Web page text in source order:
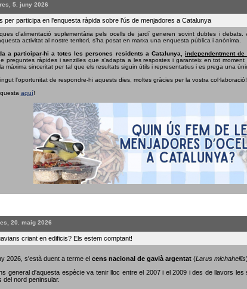
5. juny 2026
per participa en l'enquesta ràpida sobre l’ús de menjadores a Catalunya
d’alimentació suplementària pels ocells de jardí generen sovint dubtes i
activitat al nostre territori, s’ha posat en marxa una enquesta pública i anònima.
a participar-hi a totes les persones residents a Catalunya,independentment
preguntes ràpides i senzilles que s'adapta a les respostes i garanteix en tot
màxima sinceritat per tal que els resultats siguin útils i representatius i es prega una
l'oportunitat de respondre-hi aquests dies, moltes gràcies per la vostra
aquí!
20. maig 2026
criant en edificis? Els estem comptant!
2026, s'està duent a terme el cens nacional de gavià argentat(Larus michahellis
general d'aquesta espècie va tenir lloc entre el 2007 i el 2009 i des de llavors
del nord peninsular.